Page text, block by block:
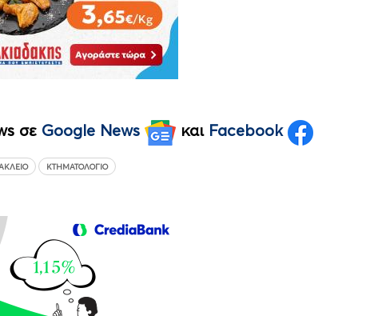
σε Google News και Facebook
ΚΤΗΜΑΤΟΛΌΓΙΟ